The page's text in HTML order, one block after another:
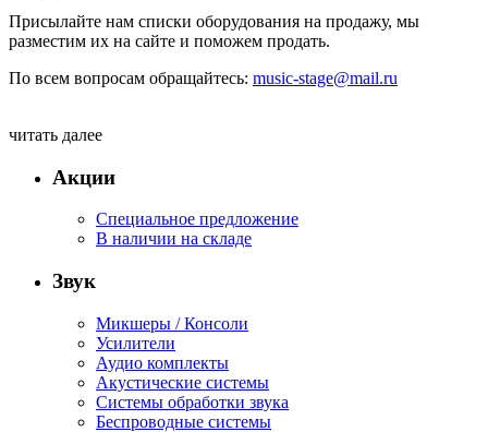
Присылайте нам списки оборудования на продажу, мы
разместим их на сайте и поможем продать.
По всем вопросам обращайтесь: music-stage@mail.ru
читать далее
Акции
Специальное предложение
В наличии на складе
Звук
Микшеры / Консоли
Усилители
Аудио комплекты
Акустические системы
Системы обработки звука
Беспроводные системы